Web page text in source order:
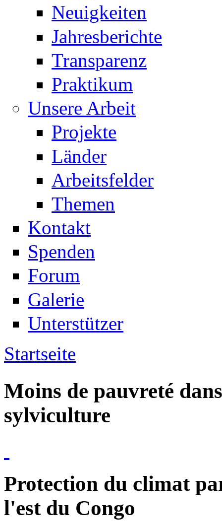
Neuigkeiten
Jahresberichte
Transparenz
Praktikum
Unsere Arbeit
Projekte
Länder
Arbeitsfelder
Themen
Kontakt
Spenden
Forum
Galerie
Unterstützer
Sie sind hier
Startseite
Moins de pauvreté
sylviculture
Protection du climat
l'est du Congo